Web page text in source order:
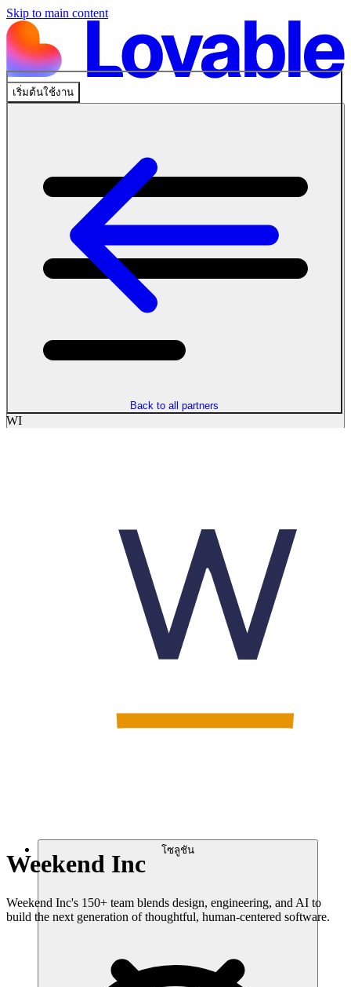
Skip to main content
เริ่มต้นใช้งาน
โซลูชัน
Back to all partners
WI
Weekend Inc
Weekend Inc's 150+ team blends design, engineering, and AI to
build the next generation of thoughtful, human-centered software.